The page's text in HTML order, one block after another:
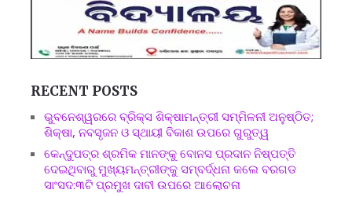
RECENT POSTS
ଭୁବନେଶ୍ୱରରେ ବ୍ରିକ୍ସ ଶିକ୍ଷାମନ୍ତ୍ରୀ ସମ୍ମିଳନୀ ଅନୁଷ୍ଠିତ;
ଶିକ୍ଷା, ନବସୃଜନ ଓ ସ୍ଥାୟୀ ବିକାଶ ଉପରେ ଗୁରୁତ୍ୱ
କେନ୍ଦୁପତ୍ର ଶ୍ରମିକ ମାନଙ୍କୁ ବୋନସ ପ୍ରଦାନ ନିଷ୍ପତ୍ତି
ଦେଇଥିବାରୁ ମୁଖ୍ୟମନ୍ତ୍ରୀଙ୍କୁ ସମ୍ବର୍ଦ୍ଧନା କଲେ ବରଗଡ
ସାଂସଦ:୩ଟି ପ୍ରମୁଖ ଦାବୀ ଉପରେ ଆଲୋଚନା